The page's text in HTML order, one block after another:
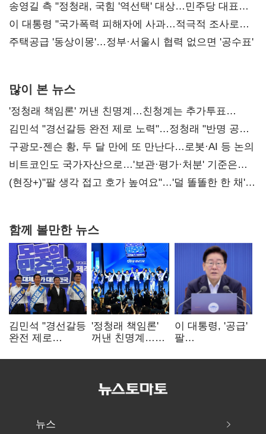
리모델링' 제안
송영길 측 "정청래, 국힘 '역선택' 대상…민주당 대표로
총선 지휘 못해"
이 대통령 "국가폭력 피해자에 사과…적극적 조사로
진실 밝혀야"
주택공급 '동상이몽'…정부·서울시 협력 없으면 '공수표'
많이 본 뉴스
'정청래 책임론' 꺼낸 친명계…친청계는 추가투표
때리기
김민석 "경선갈등 완전 제로 노력"…정청래 "반명 공세
사과부터"
구광모-젠슨 황, 두 달 만에 또 만난다…로봇·AI 등 논의
비트코인도 국가자산으로…'보관·평가·처분' 기준은
숙제
(현장+)"팔 생각 접고 호가 높여요"…'덜 똘똘한 한 채'
함께 볼만한 뉴스
김민석 "경선갈등
완전 제로
"반명 공세
'정청래 책임론'
꺼낸 친명계…
추가투표 때리기
이 대통령, '공급'
팔
여 내부선
뉴스